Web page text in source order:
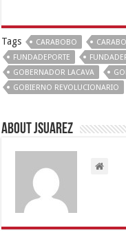
Tags CARABOBO
FUNDADEPORTE
GOBERNADOR LACAVA
GOBIERNO REVOLUCIONARIO
About Jsuarez